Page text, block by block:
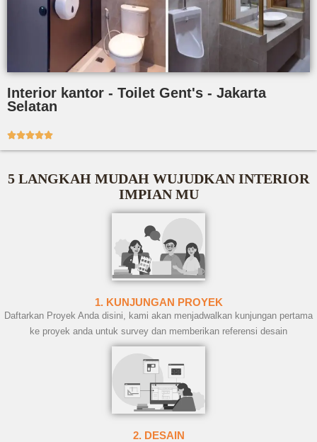
Interior kantor - Toilet Gent's - Jakarta
Selatan

5 LANGKAH MUDAH WUJUDKAN INTERIOR
IMPIAN MU
1. KUNJUNGAN PROYEK
Daftarkan Proyek Anda disini, kami akan menjadwalkan kunjungan pertama
ke proyek anda untuk survey dan memberikan referensi desain
2. DESAIN